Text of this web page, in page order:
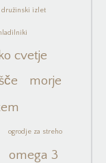
družinski izlet
hladilniki
cvetje
morje
ogrodje za streho
omega 3